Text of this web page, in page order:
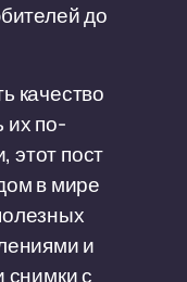
до
качество
их по-
пост
в мире
и
снимки с